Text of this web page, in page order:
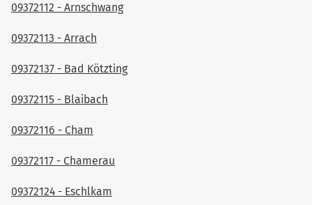
09372112 - Arnschwang
09372113 - Arrach
09372137 - Bad Kötzting
09372115 - Blaibach
09372116 - Cham
09372117 - Chamerau
09372124 - Eschlkam